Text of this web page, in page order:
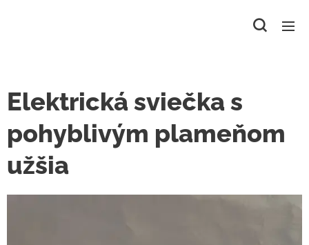
Elektrická sviečka s
pohyblivým plameňom
užšia